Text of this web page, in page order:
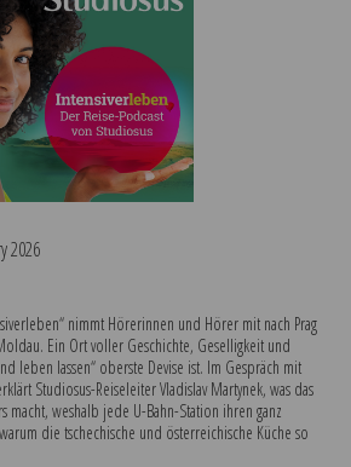
2026
nimmt Hörerinnen und Hörer mit nach Prag
Ein Ort voller Geschichte, Geselligkeit und
leben lassen“ oberste Devise ist. Im Gespräch mit
Studiosus-Reiseleiter Vladislav Martynek, was das
macht, weshalb jede U-Bahn-Station ihren ganz
die tschechische und österreichische Küche so